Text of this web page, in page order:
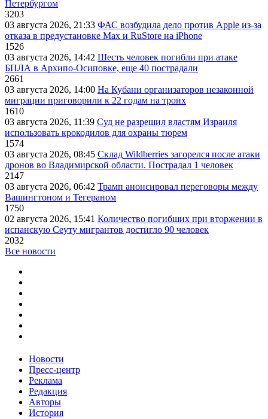
Петербургом
3203
03 августа 2026, 21:33 ФАС возбудила дело против Apple из-за
отказа в предустановке Max и RuStore на iPhone
1526
03 августа 2026, 14:42 Шесть человек погибли при атаке
БПЛА в Архипо-Осиповке, еще 40 пострадали
2661
03 августа 2026, 14:00 На Кубани организаторов незаконной
миграции приговорили к 22 годам на троих
1610
03 августа 2026, 11:39 Суд не разрешил властям Израиля
использовать крокодилов для охраны тюрем
1574
03 августа 2026, 08:45 Склад Wildberries загорелся после атаки
дронов во Владимирской области. Пострадал 1 человек
2147
03 августа 2026, 06:42 Трамп анонсировал переговоры между
Вашингтоном и Тегераном
1750
02 августа 2026, 15:41 Количество погибших при вторжении в
испанскую Сеуту мигрантов достигло 90 человек
2032
Все новости
Новости
Пресс-центр
Реклама
Редакция
Авторы
История